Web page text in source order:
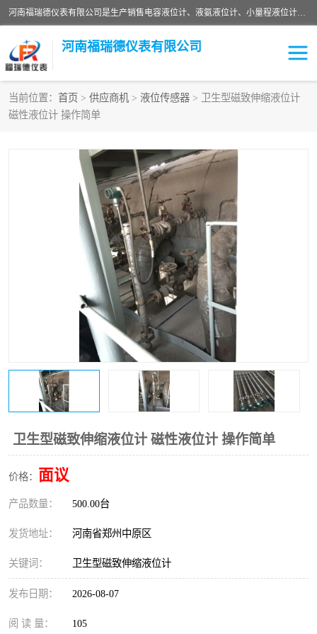
河南福瑞德仪表有限公司是生产销售电容液位计、液氨液位计、小量程液位计定制、智能锅炉水位计、液氮液位计等；并在产品开发、研制的过程中，吸取国内外仪器仪表的技术精华，建立了一支高、精、尖的科研开发队伍，使产品性能不断升级。
河南福瑞德仪表有限公司
当前位置： 首页 > 供应商机 > 液位传感器 > 卫生型磁致伸缩液位计
磁性液位计 操作简单
卫生型磁致伸缩液位计 磁性液位计 操作简单
价格： 面议
产品数量： 500.00台
发货地址： 河南省郑州中原区
关键词： 卫生型磁致伸缩液位计
发布日期： 2026-08-07
阅 读 量： 105
液位计
流量传感器
液氮液位计
液位计传感器定制
物位计
测漏仪
锅炉水位计
智能锅炉水位计 电容液位计
流量仪表 加油站液位仪